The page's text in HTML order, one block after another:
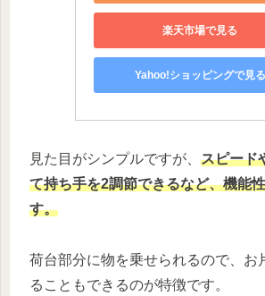
楽天市場で見る
Yahoo!ショッピングで見る
見た目がシンプルですが、 スピード
て持ち手を2調節できるなど、機能
す。
荷台部分に物を乗せられるので、お
ることもできるのが特徴です。